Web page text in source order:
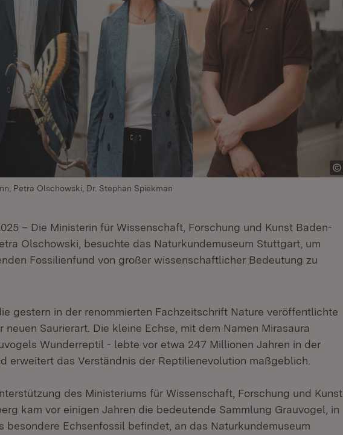
Petra Olschowski, Dr. Stephan Spiekman
– Die Ministerin für Wissenschaft, Forschung und Kunst Baden-
Olschowski, besuchte das Naturkundemuseum Stuttgart, um
Fossilienfund von großer wissenschaftlicher Bedeutung zu
gestern in der renommierten Fachzeitschrift Nature veröffentlichte
neuen Saurierart. Die kleine Echse, mit dem Namen Mirasaura
Wunderreptil - lebte vor etwa 247 Millionen Jahren in der
erweitert das Verständnis der Reptilienevolution maßgeblich.
des Ministeriums für Wissenschaft, Forschung und Kunst
kam vor einigen Jahren die bedeutende Sammlung Grauvogel, in
besondere Echsenfossil befindet, an das Naturkundemuseum